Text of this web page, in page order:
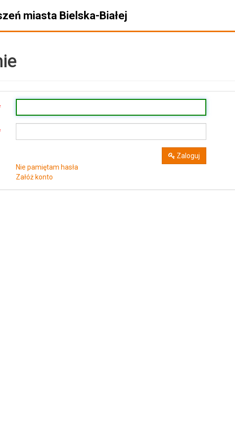
miasta Bielska-Białej
Nie pamiętam hasła
Załóż konto
Zaloguj